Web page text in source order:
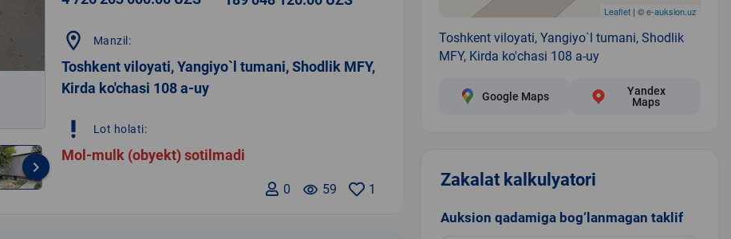
keyboard_arrow_right
location_on Manzil:
Toshkent viloyati, Yangiyo`l tumani, Shodlik MFY,
Kirda ko'chasi 108 a-uy
priority_high Lot holati:
Mol-mulk (obyekt) sotilmadi
1
remove_red_eye 59
0
Leaflet| ©e-auksion.uz
Toshkent viloyati, Yangiyo`l tumani, Shodlik
MFY, Kirda ko'chasi 108 a-uy
Google Maps
Yandex
Maps
Zakalat kalkulyatori
Auksion qadamiga bog‘lanmagan taklif